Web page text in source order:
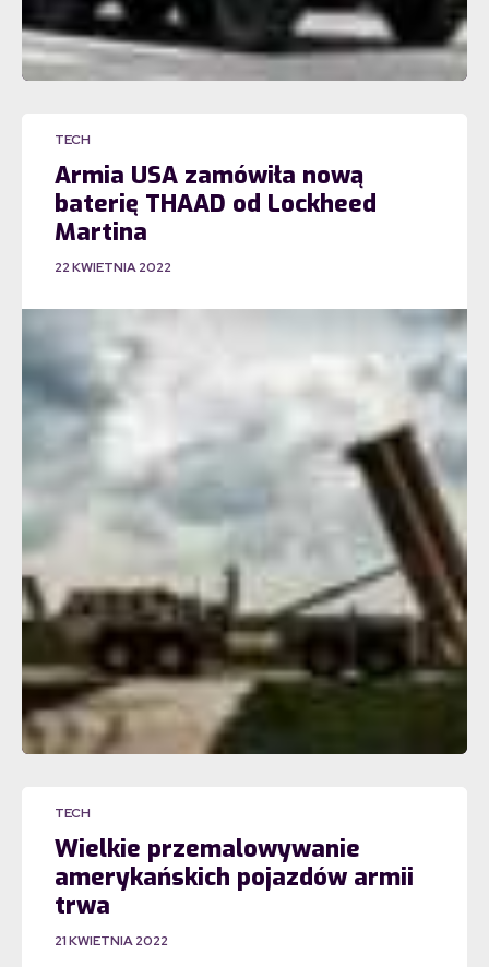
TECH
Armia USA zamówiła nową
baterię THAAD od Lockheed
Martina
22 KWIETNIA 2022
TECH
Wielkie przemalowywanie
amerykańskich pojazdów armii
trwa
21 KWIETNIA 2022